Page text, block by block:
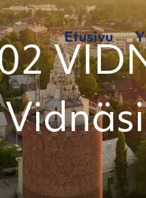
Etusivu